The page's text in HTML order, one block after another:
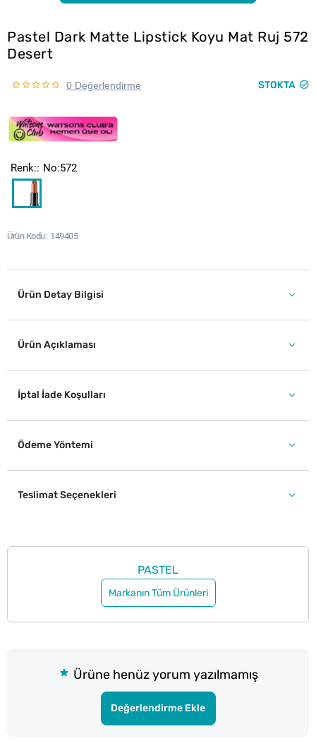
Pastel Dark Matte Lipstick Koyu Mat Ruj 572
Desert
0 Değerlendirme STOKTA
Ürün Kodu 149405
Renk: No:572
Ürün Detay Bilgisi
Ürün Açıklaması
İptal İade Koşulları
Ödeme Yöntemi
Teslimat Seçenekleri
PASTEL
Markanın Tüm Ürünleri
Ürüne henüz yorum yazılmamış
Değerlendirme Ekle